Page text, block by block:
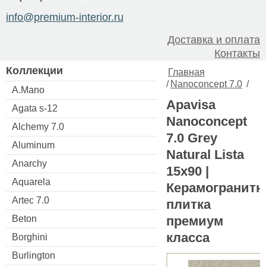
info@premium-interior.ru
Доставка и оплата
Контакты
Коллекции
A.Mano
Agata s-12
Alchemy 7.0
Aluminum
Anarchy
Aquarela
Artec 7.0
Beton
Borghini
Burlington
Главная
/ Nanoconcept 7.0 /
Apavisa
Nanoconcept
7.0 Grey
Natural Lista
15x90 |
плитка
премиум
класса